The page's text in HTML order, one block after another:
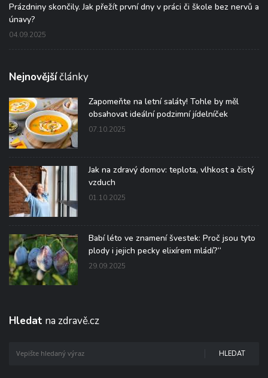
Prázdniny skončily. Jak přežít první dny v práci či škole bez nervů a
únavy?
04.09.2025
Nejnovějšíčlánky
Zapomeňte na letní saláty! Tohle by měl
obsahovat ideální podzimní jídelníček
07.10.2025
Jak na zdravý domov: teplota, vlhkost a čistý
vzduch
01.10.2025
Babí léto ve znamení švestek: Proč jsou tyto
plody i jejich pecky elixírem mládí?“
29.09.2025
Hledat na zdravě.cz
HLEDAT